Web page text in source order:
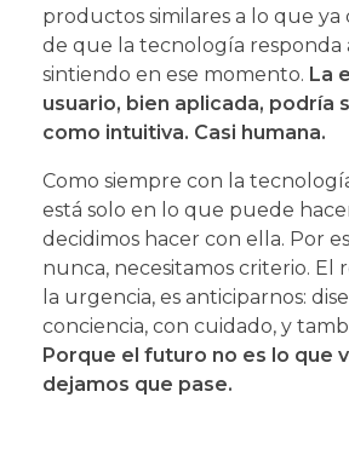
productos similares a lo que ya
de que la tecnología responda
sintiendo en ese momento. La
usuario, bien aplicada, podría
como intuitiva. Casi humana.
Como siempre con la
está solo en lo que puede
decidimos hacer con ella. Por
nunca, necesitamos criterio. El
la urgencia, es anticiparnos:
conciencia, con cuidado, y
Porque el futuro no es lo que
dejamos que pase.